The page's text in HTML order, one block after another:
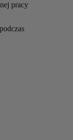
pracy